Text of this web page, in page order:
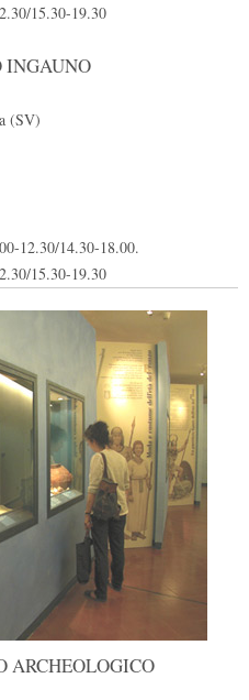
15.30-19.30
INGAUNO
(SV)
12.30/14.30-18.00.
15.30-19.30
ARCHEOLOGICO